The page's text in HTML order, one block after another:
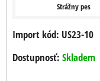
Strážny pes
Import kód: US23-10
Dostupnosť: Skladem